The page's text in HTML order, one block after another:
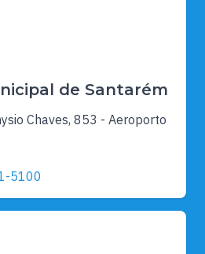
de Santarém
Chaves, 853 - Aeroporto
5100